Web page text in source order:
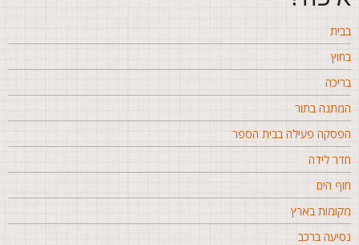
בתור
פעילה בבית הספר
לידה
הים
בארץ
ברכב